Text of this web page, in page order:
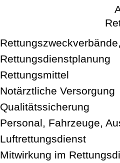
Rettungsdienstplanung
Rettungsmittel
Notärztliche Versorgung
Qualitätssicherung
Personal, Fahrzeuge,
Luftrettungsdienst
Mitwirkung im